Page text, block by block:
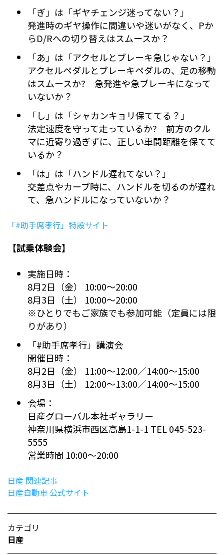
「ぎ」は「ギヤチェンジ迷ってない？」
発進時のギヤ操作に間違いや迷いがなく、Pか
らD/Rへの切り替えはスムースか？
「あ」は「アクセルとブレーキ急じゃない？」
アクセルペダルとブレーキペダルの、足の移動
はスムースか? 急発進や急ブレーキになって
いないか？
「し」は「シャカンキョリ保ててる？」
法定速度を守って走っているか? 前方のクル
マに近寄り過ぎずに、正しい車間距離を保てて
いるか？
「は」は「ハンドル遅れてない？」
交差点やカーブ時に、ハンドルを切るのが遅れ
て、急ハンドルになっていないか？
「#助手席孝行」特設サイト
【試乗体験会】
実施日時：
8月2日（金） 10:00〜20:00
8月3日（土） 10:00〜20:00
※ひとりでもご家族でも参加可能（定員には限
りがあり）
「#助手席孝行」講演会
開催日時：
8月2日（金） 11:00〜12:00／14:00〜15:00
8月3日（土） 12:00〜13:00／14:00〜15:00
会場：
日産グローバル本社ギャラリー
神奈川県横浜市西区高島1-1-1 TEL 045-523-
5555
営業時間 10:00〜20:00
日産 関連記事
日産自動車 公式サイト
カテゴリ
日産